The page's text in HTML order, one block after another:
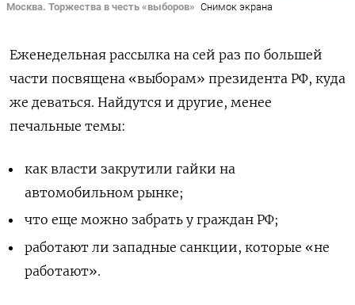
Москва. Торжества в честь «выборов» Снимок экрана
Еженедельная рассылка на сей раз по большей
части посвящена «выборам» президента РФ, куда
же деваться. Найдутся и другие, менее
печальные темы:
как власти закрутили гайки на
автомобильном рынке;
что еще можно забрать у граждан РФ;
работают ли западные санкции, которые «не
работают».